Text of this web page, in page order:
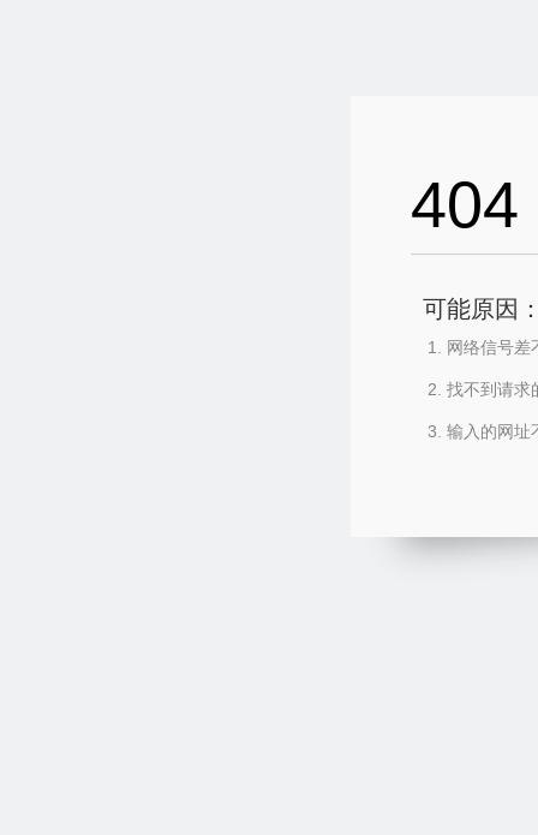
404
可能原因
网络信号差
找不到请求
输入的网址